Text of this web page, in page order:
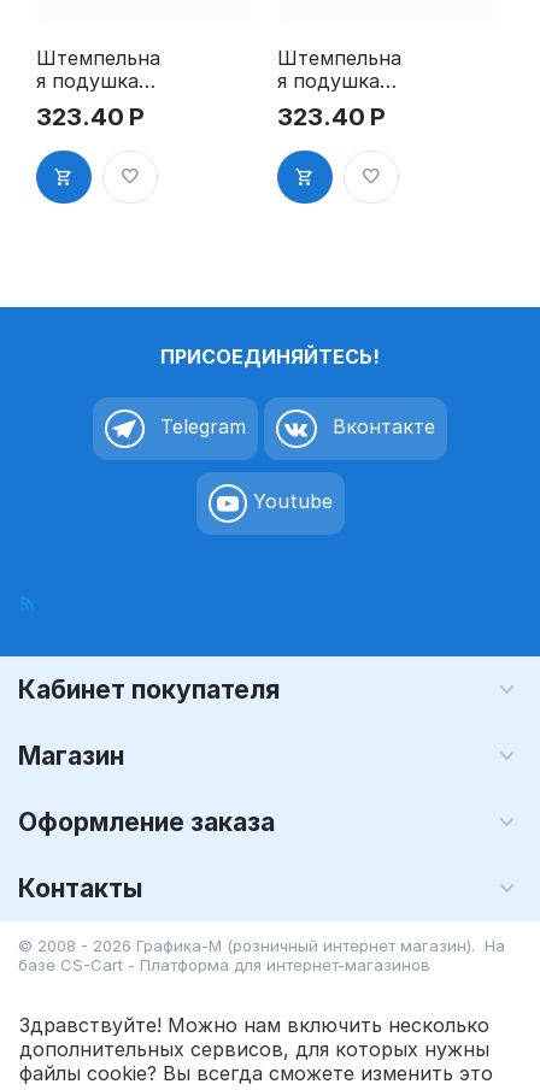
В корзину
Штемпельна
я подушка
для GRM
4912 2Pads
323.40 Р
Штемпельна
я подушка
для GRM
4912 2Pads,
синяя
323.40 Р
ПРИСОЕДИНЯЙТЕСЬ!
Telegram Вконтакте
Youtube
Кабинет покупателя
Магазин
Оформление заказа
Контакты
© 2008 - 2026 Графика-М (розничный интернет магазин). На
базе CS-Cart - Платформа для интернет-магазинов
Здравствуйте! Можно нам включить несколько
дополнительных сервисов, для которых нужны
файлы cookie? Вы всегда сможете изменить это